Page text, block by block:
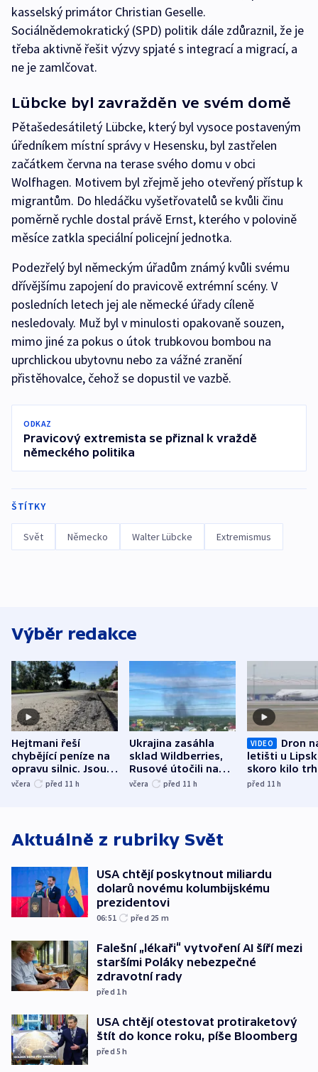
kasselský primátor Christian Geselle.
Sociálnědemokratický (SPD) politik dále zdůraznil, že je
třeba aktivně řešit výzvy spjaté s integrací a migrací, a
ne je zamlčovat.
Lübcke byl zavražděn ve svém domě
Pětašedesátiletý Lübcke, který byl vysoce postaveným
úředníkem místní správy v Hesensku, byl zastřelen
začátkem června na terase svého domu v obci
Wolfhagen. Motivem byl zřejmě jeho otevřený přístup k
migrantům. Do hledáčku vyšetřovatelů se kvůli činu
poměrně rychle dostal právě Ernst, kterého v polovině
měsíce zatkla speciální policejní jednotka.
Podezřelý byl německým úřadům známý kvůli svému
dřívějšímu zapojení do pravicově extrémní scény. V
posledních letech jej ale německé úřady cíleně
nesledovaly. Muž byl v minulosti opakovaně souzen,
mimo jiné za pokus o útok trubkovou bombou na
uprchlickou ubytovnu nebo za vážné zranění
přistěhovalce, čehož se dopustil ve vazbě.
ODKAZ
Pravicový extremista se přiznal k vraždě
německého politika
ŠTÍTKY
Svět Německo Walter Lübcke Extremismus
Výběr redakce
Hejtmani řeší
chybějící peníze na
opravu silnic. Jsou
nenárokové, namítá
včera před 11 h
Ukrajina zasáhla
sklad Wildberries,
Rusové útočili na
trh, hasiče či
včera před 11 h
VIDEO
Dron
letišti u
skoro kilo
indicie
před 11h
Aktuálně z rubriky Svět
USA chtějí poskytnout miliardu
dolarů novému kolumbijskému
prezidentovi
06:51 před 25 m
Falešní „lékaři“ vytvoření AI šíří mezi
staršími Poláky nebezpečné
zdravotní rady
před 1h
USA chtějí otestovat protiraketový
štít do konce roku, píše Bloomberg
před 5h